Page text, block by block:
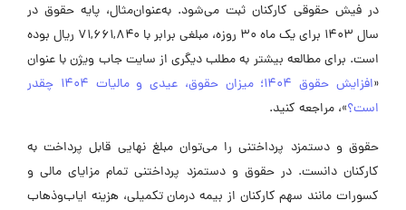
در فیش حقوقی کارکنان ثبت می‌شود. به‌عنوان‌مثال، پایه حقوق در
سال 1403 برای یک ماه 30 روزه، مبلغی برابر با ۷۱,۶۶۱,۸۴۰ ریال بوده
است. برای مطالعه بیشتر به مطلب دیگری از سایت جاب ویژن با عنوان
«
افزایش حقوق 1404؛ میزان حقوق، عیدی و مالیات 1404 چقدر
است؟»، مراجعه کنید.
حقوق و دستمزد پرداختنی را می‌توان مبلغ نهایی قابل پرداخت به
کارکنان دانست. در حقوق و دستمزد پرداختنی تمام مزایای مالی و
کسورات مانند سهم کارکنان از بیمه درمان تکمیلی، هزینه ایاب‌وذهاب